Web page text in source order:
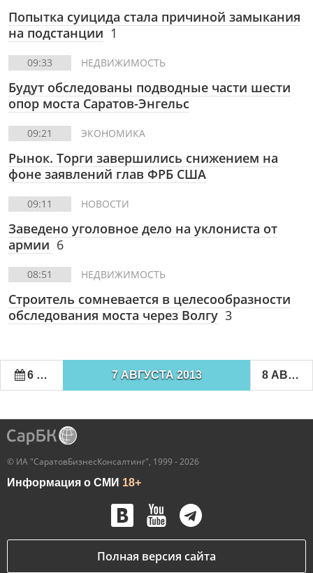
Попытка суицида стала причиной замыкания
на подстанции 1
09:33 НЕДВИЖИМОСТЬ
Будут обследованы подводные части шести
опор моста Саратов-Энгельс
09:21 ЭКОНОМИКА
Рынок. Торги завершились снижением на
фоне заявлений глав ФРБ США
09:11 НОВОСТИ
Заведено уголовное дело на уклониста от
армии 6
08:51 НЕДВИЖИМОСТЬ
Строитель сомневается в целесообразности
обследования моста через Волгу 3
6 АВГУСТА 2013 7 АВГУСТА 2013 8 АВГУСТА 2013
© ИА "СаратовБизнесКонсалтинг", 1999 - 2026
Информация о СМИ 18+
Полная версия сайта